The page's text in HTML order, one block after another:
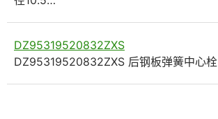
DZ95319520832ZXS
DZ95319520832ZXS 后钢板弹簧中心栓